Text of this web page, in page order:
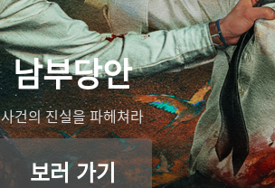
남부당안
사건의 진실을 파헤쳐라
보러 가기